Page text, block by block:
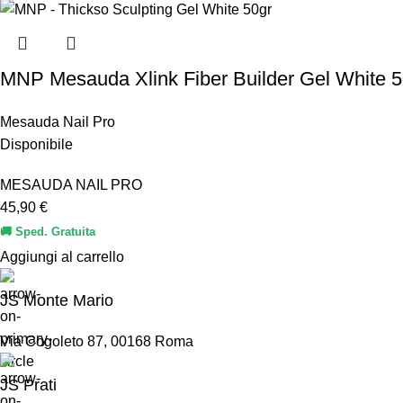
MNP Mesauda Xlink Fiber Builder Gel White
Mesauda Nail Pro
Disponibile
MESAUDA NAIL PRO
45,90 €
🚚 Sped. Gratuita
Aggiungi al carrello
JS Monte Mario
Via Cogoleto 87, 00168 Roma
JS Prati